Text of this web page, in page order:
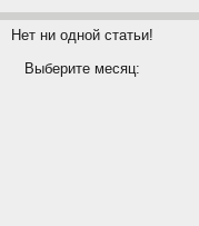
Нет ни одной статьи!
Выберите месяц: